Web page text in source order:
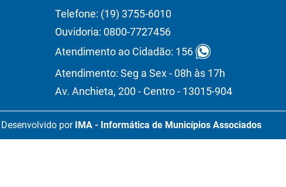
Telefone: (19) 3755-6010
Ouvidoria: 0800-7727456
Atendimento ao Cidadão: 156
Atendimento: Seg a Sex - 08h às 17h
Av. Anchieta, 200 - Centro - 13015-904
Desenvolvido por IMA - Informática de Municípios Associados